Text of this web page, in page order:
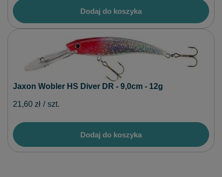
Dodaj do koszyka
Jaxon Wobler HS Diver DR - 9,0cm - 12g
21,60 zł / szt.
Dodaj do koszyka